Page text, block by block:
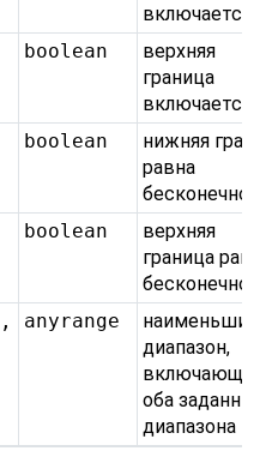
включается?
boolean
верхняя
граница
включается?
boolean
нижняя
равна
boolean
верхняя
граница
,
anyrange
наименьший
диапазон,
включающий
оба заданных
диапазона